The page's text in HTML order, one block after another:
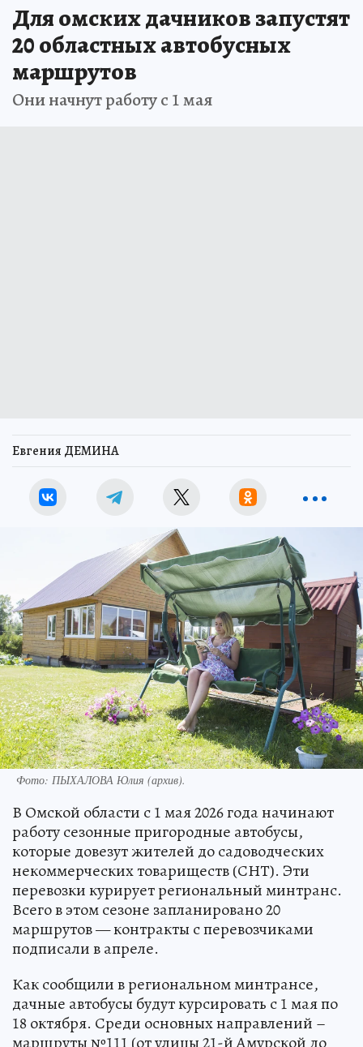
Для омских дачников запустят
20 областных автобусных
маршрутов
Они начнут работу с 1 мая
Евгения ДЕМИНА
Фото: ПЫХАЛОВА Юлия (архив).
В Омской области с 1 мая 2026 года начинают
работу сезонные пригородные автобусы,
которые довезут жителей до садоводческих
некоммерческих товариществ (СНТ). Эти
перевозки курирует региональный минтранс.
Всего в этом сезоне запланировано 20
маршрутов — контракты с перевозчиками
подписали в апреле.
Как сообщили в региональном минтрансе,
дачные автобусы будут курсировать с 1 мая по
18 октября. Среди основных направлений –
маршруты №111 (от улицы 21-й Амурской до